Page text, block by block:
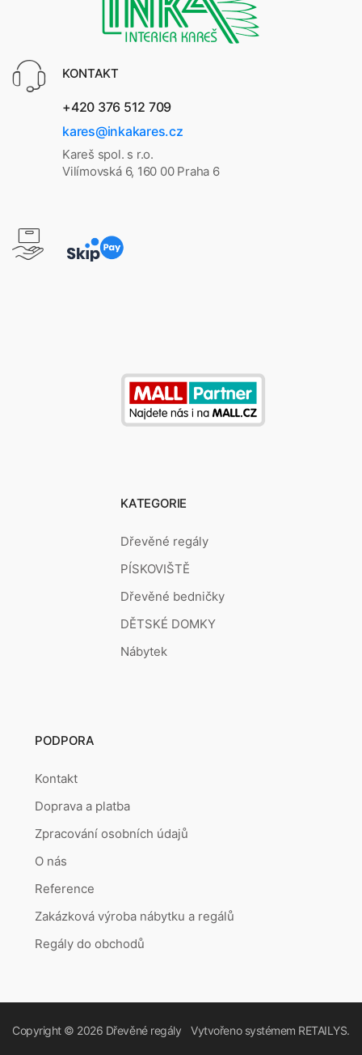
KONTAKT
+420 376 512 709
kares@inkakares.cz
Kareš spol. s r.o.
Vilímovská 6, 160 00 Praha 6
KATEGORIE
Dřevěné regály
PÍSKOVIŠTĚ
Dřevěné bedničky
DĚTSKÉ DOMKY
Nábytek
PODPORA
Kontakt
Doprava a platba
Zpracování osobních údajů
O nás
Reference
Zakázková výroba nábytku a regálů
Regály do obchodů
Copyright © 2026 Dřevěné regály Vytvořeno systémem RETAILYS.